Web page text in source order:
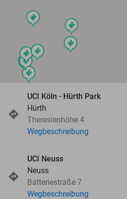
events
events
events
events events
events
events
events
events
UCI Köln - Hürth Park
Hürth
Theresienhöhe 4
Wegbeschreibung
UCI Neuss
Neuss
Batteriestraße 7
Wegbeschreibung